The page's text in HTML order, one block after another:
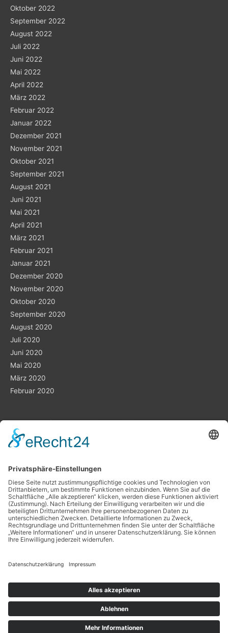
Oktober 2022
September 2022
August 2022
Juli 2022
Juni 2022
Mai 2022
April 2022
März 2022
Februar 2022
Januar 2022
Dezember 2021
November 2021
Oktober 2021
September 2021
August 2021
Juni 2021
Mai 2021
April 2021
März 2021
Februar 2021
Januar 2021
Dezember 2020
November 2020
Oktober 2020
September 2020
August 2020
Juli 2020
Juni 2020
Mai 2020
März 2020
Februar 2020
Planung ist das „A“ und „O“
Datenschutz
Copyright © 2026Projekt Eigenheim| Powered byAstra